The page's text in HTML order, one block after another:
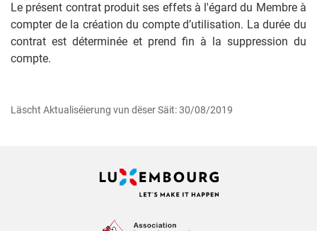
Le présent contrat produit ses effets à l'égard du Membre à
compter de la création du compte d’utilisation. La durée du
contrat est déterminée et prend fin à la suppression du
compte.
Läscht Aktuali­séie­rung vun dëser Säit: 30/08/2019